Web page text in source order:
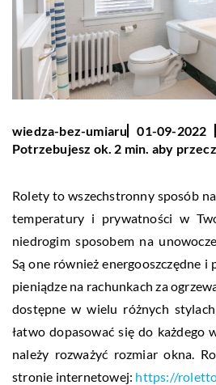
wiedza-bez-umiaru
01-09-2022
Potrzebujesz ok. 2 min. aby
Rolety to wszechstronny sposób
temperatury i prywatności w
niedrogim sposobem na
Są one również energooszczędne i
pieniądze na rachunkach za
dostępne w wielu różnych
łatwo dopasować się do każdego
należy rozważyć rozmiar okna.
stronie internetowej: https://